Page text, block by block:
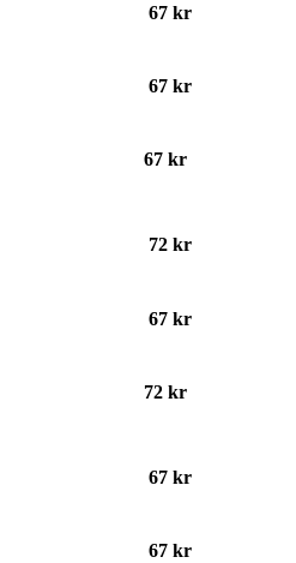
67 kr
67 kr
67 kr
72 kr
67 kr
72 kr
67 kr
67 kr